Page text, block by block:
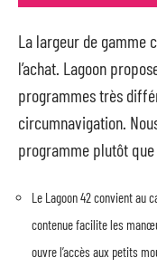
La largeur de gamme
l’achat. Lagoon
programmes très
circumnavigation.
programme plutôt
Le Lagoon 42 convient au
contenue facilite les
ouvre l’accès aux petits